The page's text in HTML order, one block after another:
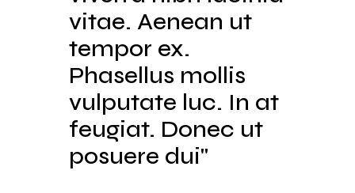
vitae. Aenean ut
tempor ex.
Phasellus mollis
vulputate luc. In at
feugiat. Donec ut
posuere dui